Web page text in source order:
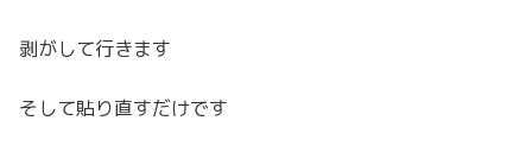
剥がして行きます
そして貼り直すだけです